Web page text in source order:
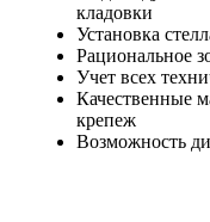
кладовки
Установка
Рациональное
Учет всех
Качественные
крепеж
Возможность